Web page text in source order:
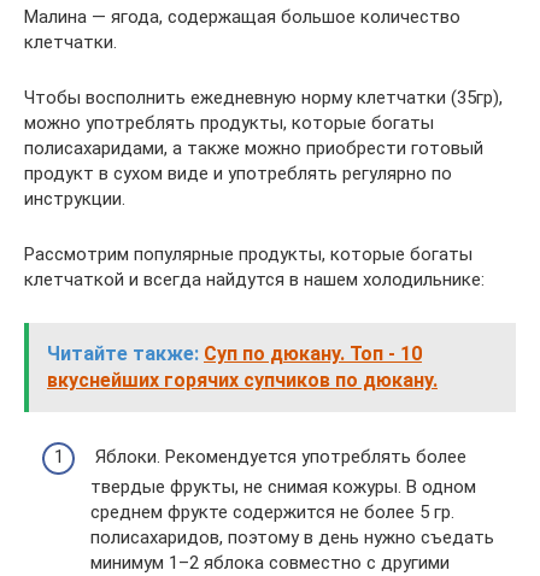
Малина — ягода, содержащая большое количество
клетчатки.
Чтобы восполнить ежедневную норму клетчатки (35гр),
можно употреблять продукты, которые богаты
полисахаридами, а также можно приобрести готовый
продукт в сухом виде и употреблять регулярно по
инструкции.
Рассмотрим популярные продукты, которые богаты
клетчаткой и всегда найдутся в нашем холодильнике:
Читайте также: Суп по дюкану. Топ - 10
вкуснейших горячих супчиков по дюкану.
Яблоки. Рекомендуется употреблять более
твердые фрукты, не снимая кожуры. В одном
среднем фрукте содержится не более 5 гр.
полисахаридов, поэтому в день нужно съедать
минимум 1–2 яблока совместно с другими